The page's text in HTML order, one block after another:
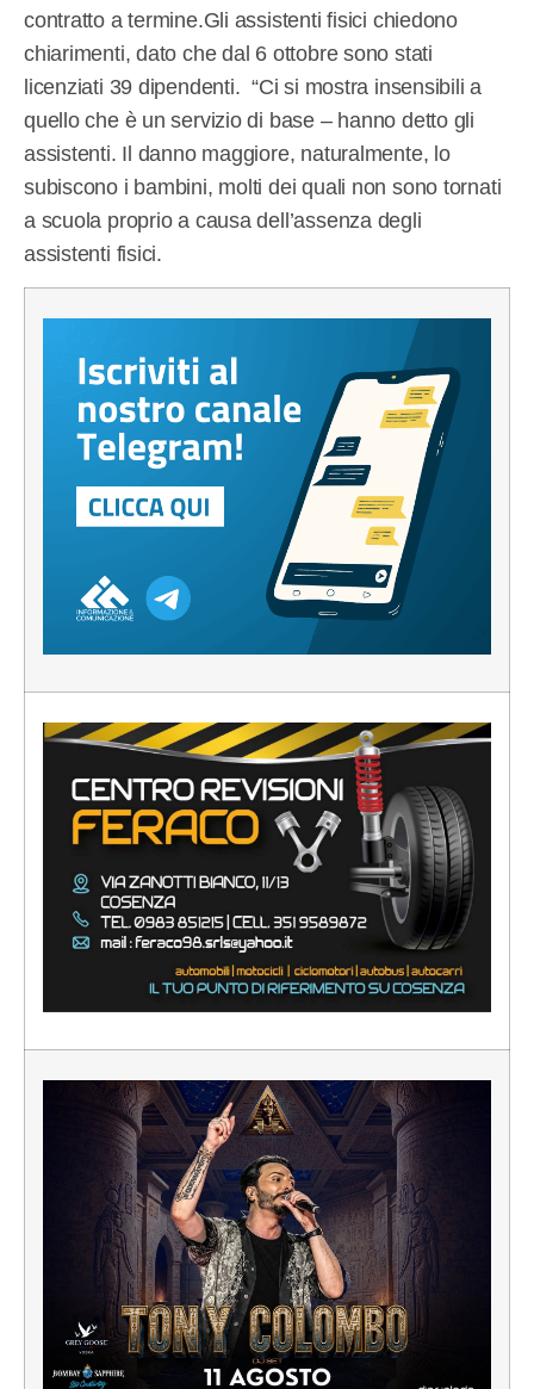
contratto a termine.Gli assistenti fisici chiedono
chiarimenti, dato che dal 6 ottobre sono stati
licenziati 39 dipendenti. “Ci si mostra insensibili a
quello che è un servizio di base – hanno detto gli
assistenti. Il danno maggiore, naturalmente, lo
subiscono i bambini, molti dei quali non sono tornati
a scuola proprio a causa dell’assenza degli
assistenti fisici.